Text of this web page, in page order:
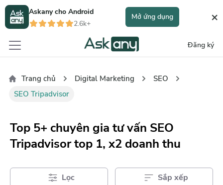
Askany cho Android
2.6k+
Mở ứng dụng ×
Đăng ký
Trang chủ Digital Marketing
SEO
SEO Tripadvisor
Top 5+ chuyên gia tư vấn SEO
Tripadvisor top 1, x2 doanh thu
Lọc Sắp xếp